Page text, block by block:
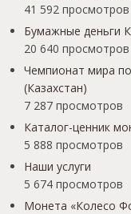
41 592 просмотров
Бумажные деньги
20 640 просмотров
Чемпионат мира
(Казахстан)
7 287 просмотров
Каталог-ценник
5 888 просмотров
Наши услуги
5 674 просмотров
Монета «Колесо